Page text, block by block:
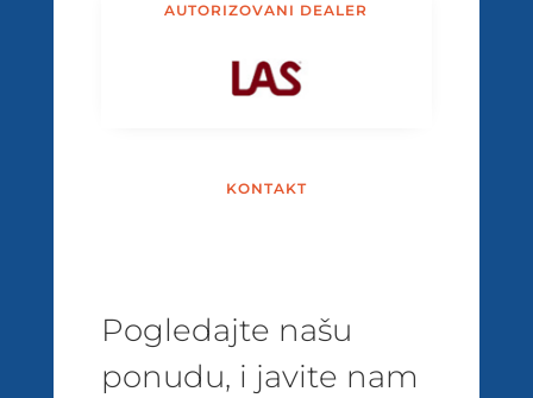
AUTORIZOVANI DEALER
KONTAKT
Pogledajte našu
ponudu, i javite nam